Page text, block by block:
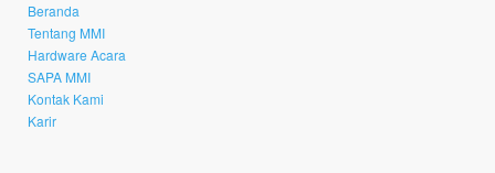
Beranda
Tentang MMI
Hardware Acara
SAPA MMI
Kontak Kami
Karir